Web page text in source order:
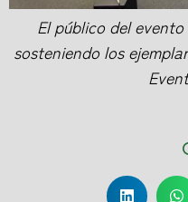
El público del
sosteniendo los